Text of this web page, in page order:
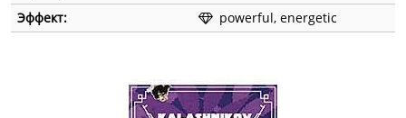
Эффект:
powerful, energetic